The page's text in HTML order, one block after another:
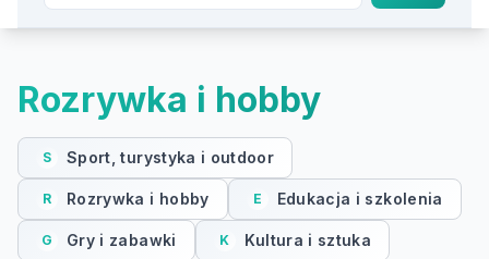
Rozrywka i hobby
S Sport, turystyka i outdoor
R Rozrywka i hobby E Edukacja i szkolenia
G Gry i zabawki K Kultura i sztuka